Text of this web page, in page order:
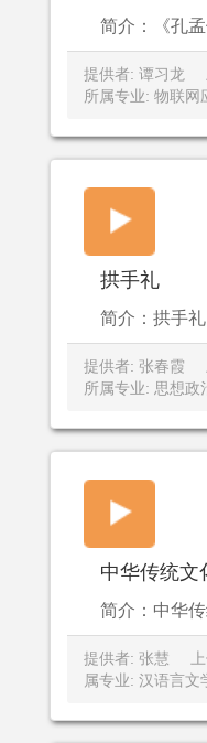
简介：《孔
提供者: 谭习龙
所属专业: 物联网
拱手礼
简介：拱手礼
提供者: 张春霞
所属专业: 思想政
中华传统文
简介：中华
提供者: 张慧
属专业: 汉语言文